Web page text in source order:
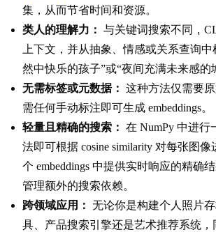
集，从而节省时间和资源。
类人的理解力： 与关键词搜索不同，
上下文，并从抽象、情感或关系查询
然中快乐的孩子”或“夜间充满未来感的
无需标签或元数据： 这种方法仅需要
需任何手动标注即可生成 embeddings。
轻量且精确的搜索： 在 NumPy 中进行
法即可根据 cosine similarity 对每张图
个 embeddings 中提供实时响应的精确
管理额外的搜索依赖。
跨领域应用： 无论你是构建个人照片
具、产品搜索引擎还是艺术推荐系统